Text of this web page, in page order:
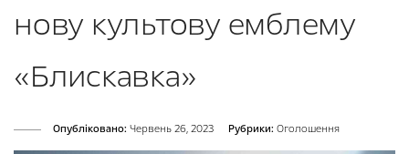
нову культову емблему
«Блискавка»
Опубліковано: Червень 26, 2023 Рубрики: Оголошення